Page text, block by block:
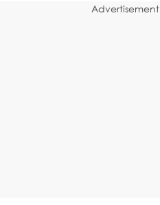
Advertisement